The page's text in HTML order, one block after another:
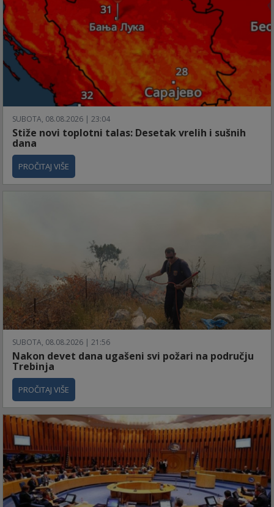
SUBOTA, 08.08.2026 | 23:04
Stiže novi toplotni talas: Desetak vrelih i sušnih
dana
PROČITAJ VIŠE
SUBOTA, 08.08.2026 | 21:56
Nakon devet dana ugašeni svi požari na području
Trebinja
PROČITAJ VIŠE